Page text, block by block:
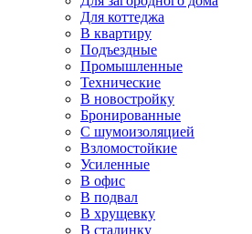
Для коттеджа
В квартиру
Подъездные
Промышленные
Технические
В новостройку
Бронированные
С шумоизоляцией
Взломостойкие
Усиленные
В офис
В подвал
В хрущевку
В сталинку